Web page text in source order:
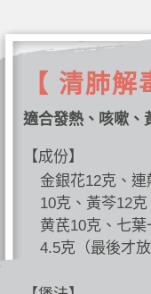
【 清肺解
適合發熱、咳嗽、
【成份】
金銀花12克、
10克、黃芩12
黄芪10克、七
4.5克（最後才放